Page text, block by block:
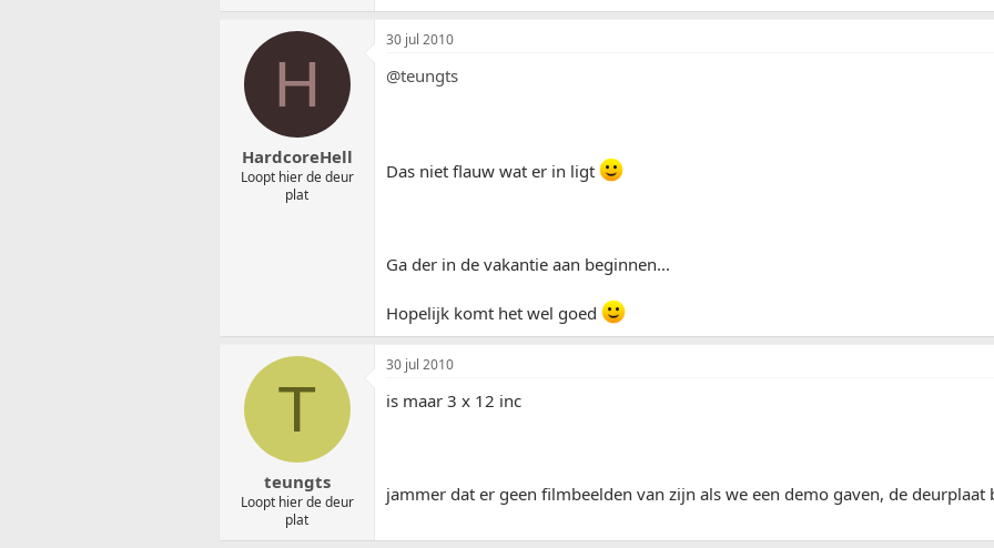
H
HardcoreHell
Loopt hier de deur
plat
30 jul 2010
@teungts
Das niet flauw wat er in ligt
Ga der in de vakantie aan beginnen...
Hopelijk komt het wel goed
T
teungts
Loopt hier de deur
plat
30 jul 2010
is maar 3 x 12 inc
jammer dat er geen filmbeelden van zijn als we een demo gaven, de